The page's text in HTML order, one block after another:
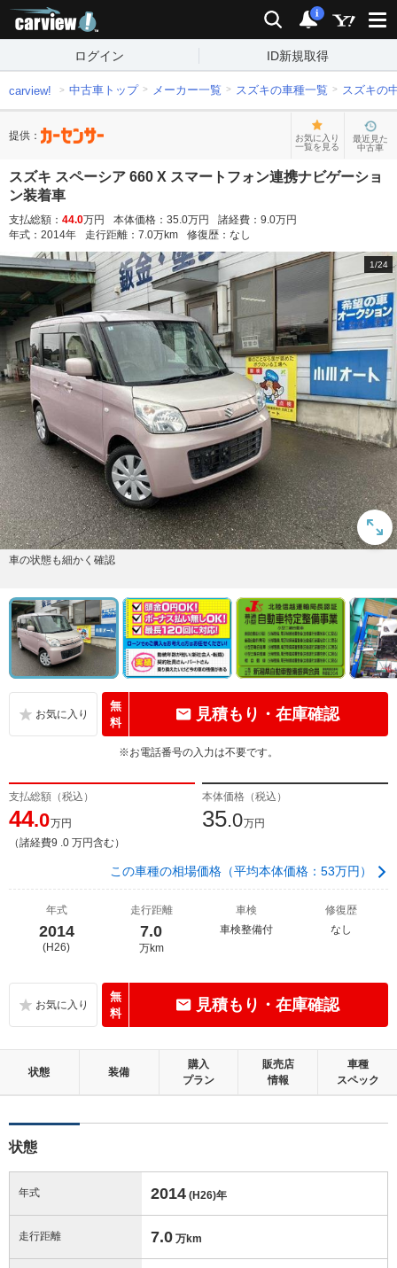
検索 通知
i
ログイン ID新規取得
carview! 中古車トップ メーカー一覧 スズキの車種一覧 スズキの
提供：
お気に入り
一覧を見る
最近見た
中古車
スズキ スペーシア 660 X スマートフォン連携ナビゲーショ
ン装着車
支払総額： 44.0万円 本体価格： 35.0万円 諸経費： 9.0万円
年式： 2014年 走行距離： 7.0万km 修復歴： なし
1/24
車の状態も細かく確認
無
料
見積もり・在庫確認
※お電話番号の入力は不要です。
支払総額（税込）
44.0万円
（諸経費9 .0 万円含む）
本体価格（税込）
35.0万円
この車種の相場価格（平均本体価格：53万円）
年式
2014
(H26)
走行距離
7.0
万km
車検
車検整備付
修復歴
なし
無
料
見積もり・在庫確認
状態 装備
購入
プラン
販売店
情報
車種
スペック
状態
年式 2014 (H26)年
走行距離 7.0 万km